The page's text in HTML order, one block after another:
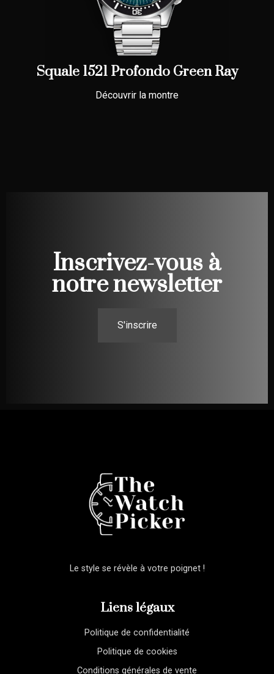
Squale 1521 Profondo Green Ray
Découvrir la montre
Inscrivez-vous à
notre newsletter
S'inscrire
Le style se révèle à votre poignet !
Liens légaux
Politique de confidentialité
Politique de cookies
Conditions générales de vente